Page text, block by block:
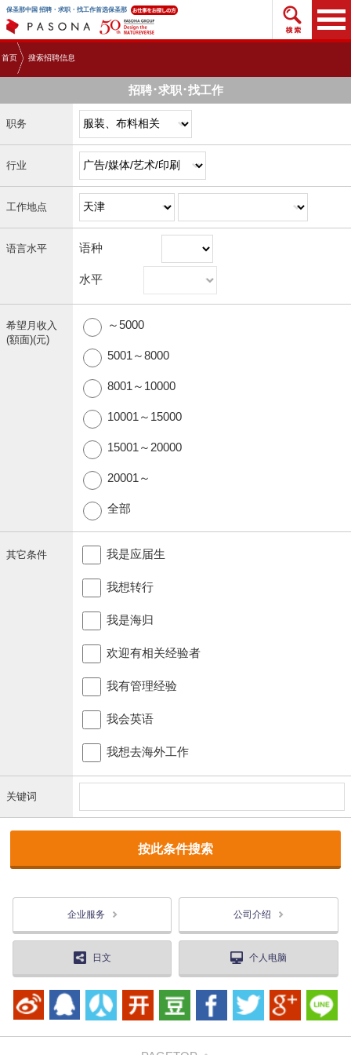
保圣那中国 招聘・求职・找工作首选保圣那 搜索
首页 搜索招聘信息
招聘･求职･找工作
职务
行业
工作地点
语言水平 语种
水平
希望月收入
(額面)(元)
～5000
5001～8000
8001～10000
10001～15000
15001～20000
20001～
全部
其它条件 我是应届生
我想转行
我是海归
欢迎有相关经验者
我有管理经验
我会英语
我想去海外工作
关键词
企业服务 公司介绍
日文 个人电脑